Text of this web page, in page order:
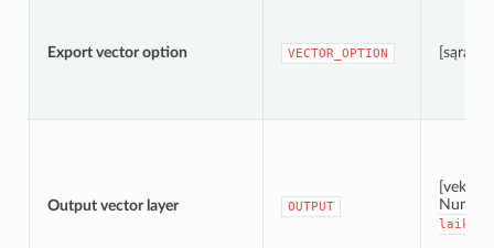
Export vector option VECTOR_OPTION
Output vector layer OUTPUT
laikiną